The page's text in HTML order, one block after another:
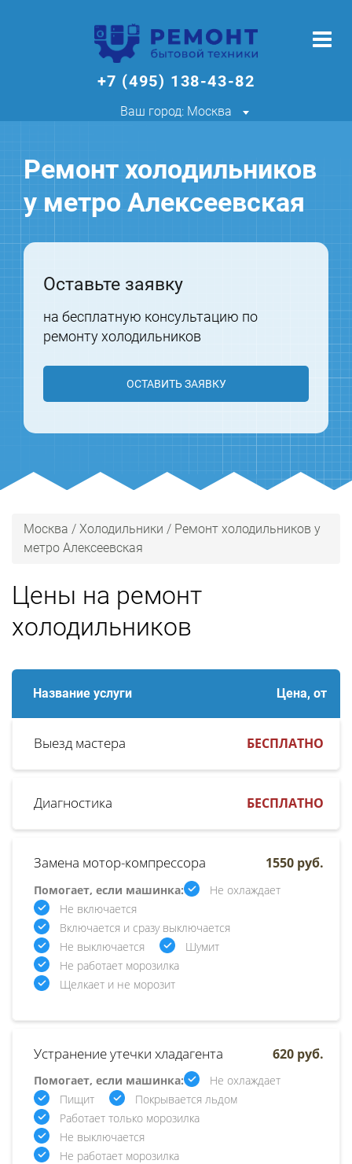
+7 (495) 138-43-82
Ваш город: Москва
Ремонт холодильников
у метро Алексеевская
Оставьте заявку
на бесплатную консультацию по
ремонту холодильников
ОСТАВИТЬ ЗАЯВКУ
Москва / Холодильники / Ремонт холодильников у
метро Алексеевская
Цены на ремонт
холодильников
Название услуги Цена, от
Выезд мастера БЕСПЛАТНО
Диагностика БЕСПЛАТНО
Замена мотор-компрессора
Помогает, если машинка:
Не охлаждает
Не включается
Включается и сразу выключается
Не выключается
Шумит
Не работает морозилка
Щелкает и не морозит
1550 руб.
Устранение утечки хладагента
Помогает, если машинка:
Не охлаждает
Пищит
Покрывается льдом
Работает только морозилка
Не выключается
Не работает морозилка
620 руб.